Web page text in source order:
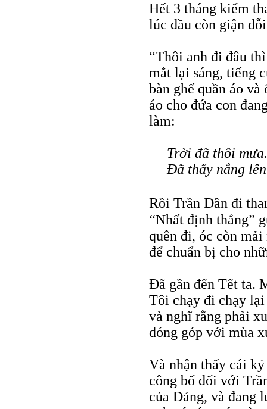
Hết 3 tháng kiểm
lúc đầu còn giận
“Thôi anh đi đâu
mắt lại sáng, tiếng
bàn ghế quần áo
áo cho đứa con
làm:
Trời đã thôi
Đã thấy nắng
Rồi Trần Dần đi
“Nhất định thắng”
quên đi, óc còn
để chuẩn bị cho
Đã gần đến Tết ta.
Tôi chạy đi chạy lại
và nghĩ rằng phải
đóng góp với mùa
Và nhận thấy cái
công bố đối với
của Đảng, và đang